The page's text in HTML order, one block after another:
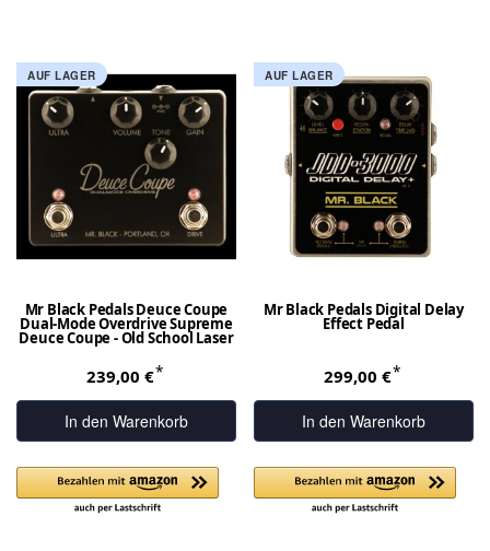
AUF LAGER
Mr Black Pedals Deuce Coupe
Dual-Mode Overdrive Supreme
Deuce Coupe - Old School Laser
239,00 €*
In den Warenkorb
AUF LAGER
Mr Black Pedals Digital Delay
Effect Pedal
299,00 €*
In den Warenkorb